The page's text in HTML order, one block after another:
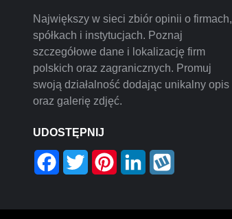
Największy w sieci zbiór opinii o firmach,
spółkach i instytucjach. Poznaj
szczegółowe dane i lokalizację firm
polskich oraz zagranicznych. Promuj
swoją działalność dodając unikalny opis
oraz galerię zdjęć.
UDOSTĘPNIJ
Facebook
Twitter PinterestLinkedIn